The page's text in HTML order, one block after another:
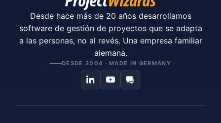
Desde hace más de 20 años desarrollamos
software de gestión de proyectos que se adapta
a las personas, no al revés. Una empresa familiar
alemana.
DESDE 2004 · MADE IN GERMANY